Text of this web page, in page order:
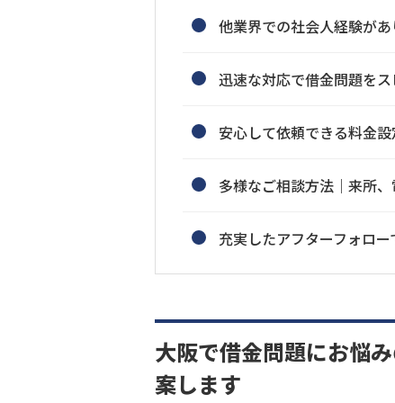
他業界での社会人経験が
迅速な対応で借金問題を
安心して依頼できる料金設
多様なご相談方法｜来所
充実したアフターフォロ
大阪で借金問題にお悩
案します